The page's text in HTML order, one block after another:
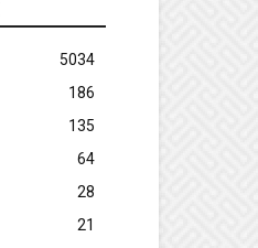
5034
186
135
64
28
21